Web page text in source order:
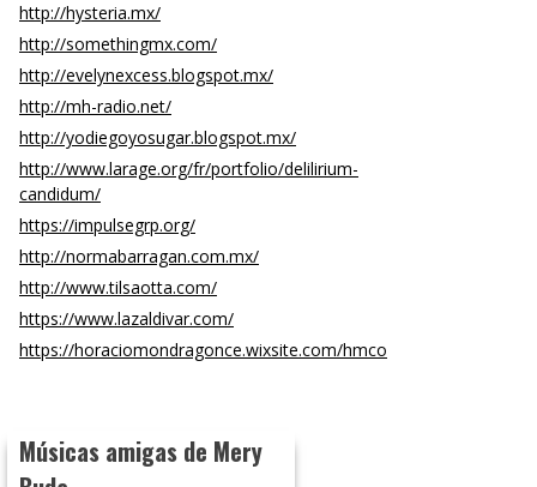
http://hysteria.mx/
http://somethingmx.com/
http://evelynexcess.blogspot.mx/
http://mh-radio.net/
http://yodiegoyosugar.blogspot.mx/
http://www.larage.org/fr/portfolio/delilirium-
candidum/
https://impulsegrp.org/
http://normabarragan.com.mx/
http://www.tilsaotta.com/
https://www.lazaldivar.com/
https://horaciomondragonce.wixsite.com/hmco
Músicas amigas de Mery